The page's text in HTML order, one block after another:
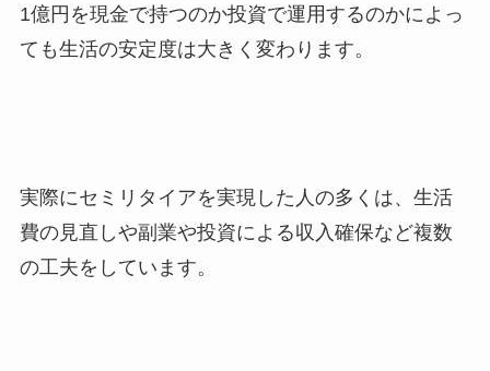
1億円を現金で持つのか投資で運用するのかによっ
ても生活の安定度は大きく変わります。
実際にセミリタイアを実現した人の多くは、生活
費の見直しや副業や投資による収入確保など複数
の工夫をしています。